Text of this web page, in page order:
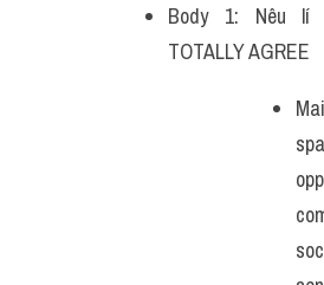
Body 1: Nêu
TOTALLY AGREE